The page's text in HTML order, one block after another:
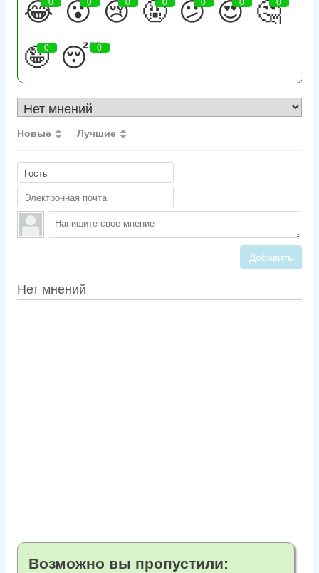
😂
0 😮
0 😢
0 🤬
0 😕
0 😍
0 🤔
0
🤪
0 😴
0
Новые Лучшие
Добавить
Нет мнений
Возможно вы пропустили: